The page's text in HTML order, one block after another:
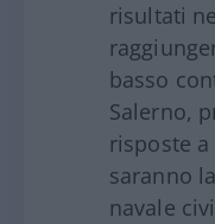
risultati
basso
Salerno,
risposte
saranno
navale